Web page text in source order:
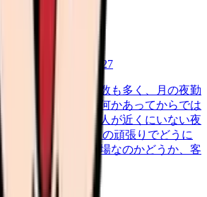
境なのか…
ほしい
yakin 2026/6/27
で、受け持つ患者数も多く、月の夜勤
が続いています。何かあってからでは
に、応援を呼べる人が近くにいない夜
ます。 これは個人の頑張りでどうに
ないか、危ない職場なのかどうか、客
です。